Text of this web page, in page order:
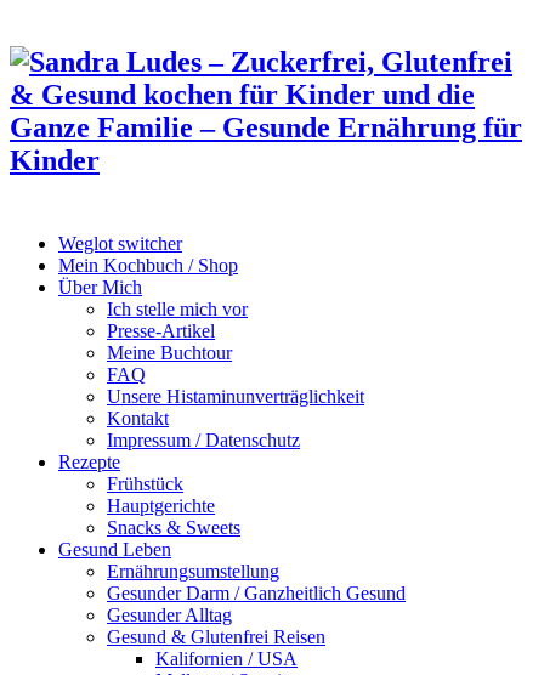
Weglot switcher
Mein Kochbuch / Shop
Über Mich
Ich stelle mich vor
Presse-Artikel
Meine Buchtour
FAQ
Unsere Histaminunverträglichkeit
Kontakt
Impressum / Datenschutz
Rezepte
Frühstück
Hauptgerichte
Snacks & Sweets
Gesund Leben
Ernährungsumstellung
Gesunder Darm / Ganzheitlich Gesund
Gesunder Alltag
Gesund & Glutenfrei Reisen
Kalifornien / USA